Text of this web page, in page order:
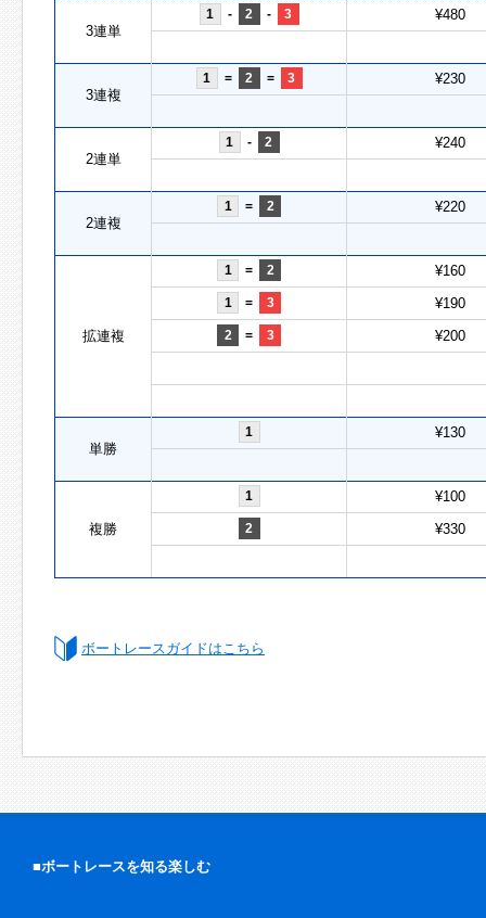
3連単
1 - 2 - 3 ¥480
3連複
1 = 2 = 3 ¥230
2連単
1 - 2 ¥240
2連複
1 = 2 ¥220
拡連複
1 = 2 ¥160
1 = 3 ¥190
2 = 3 ¥200
単勝
1 ¥130
複勝
1 ¥100
2 ¥330
ボートレースガイドはこちら
■ボートレースを知る楽しむ